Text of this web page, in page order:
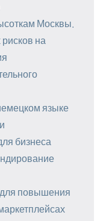
Москвы.
на
языке
бизнеса
повышения